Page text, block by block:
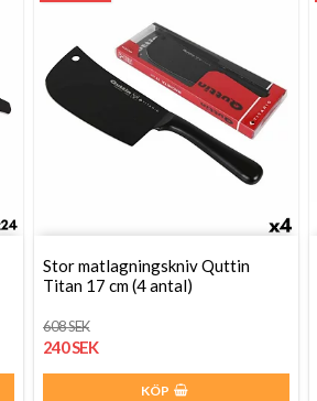
Stor matlagningskniv Quttin
Titan 17 cm (4 antal)
608 SEK
240 SEK
KÖP